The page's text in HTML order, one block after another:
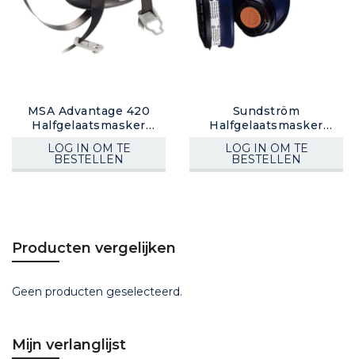
MSA Advantage 420
Halfgelaatsmasker
LOG IN OM TE
BESTELLEN
Sundström
Halfgelaatsmasker
LOG IN OM TE
BESTELLEN
Producten vergelijken
Geen producten geselecteerd.
Mijn verlanglijst